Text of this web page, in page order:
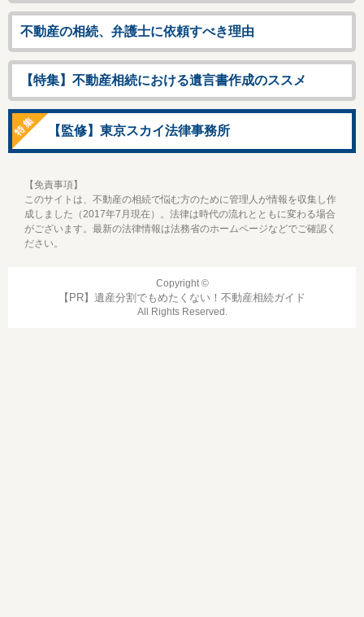
不動産の相続、弁護士に依頼すべき理由
【特集】不動産相続における遺言書作成のススメ
【監修】東京スカイ法律事務所
【免責事項】
このサイトは、不動産の相続で悩む方のために管理人が情報を収集し作
成しました（2017年7月現在）。法律は時代の流れとともに変わる場合
がございます。最新の法律情報は法務省のホームページなどでご確認く
ださい。
Copyright ©
遺産分割でもめたくない！不動産相続ガイド
All Rights Reserved.